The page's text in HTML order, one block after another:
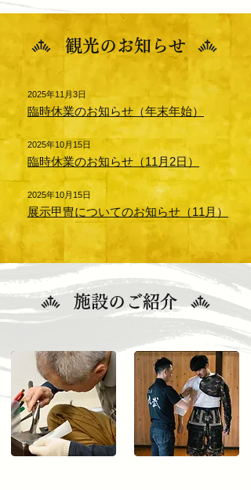
観光のお知らせ
2025年11月3日
臨時休業のお知らせ（年末年始）
2025年10月15日
臨時休業のお知らせ（11月2日）
2025年10月15日
展示甲冑についてのお知らせ（11月）
施設のご紹介